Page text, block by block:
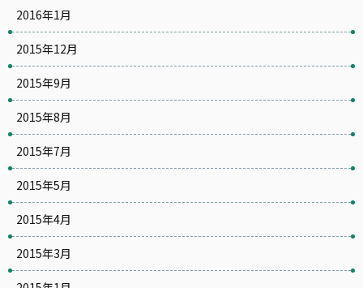
2016年1月
2015年12月
2015年9月
2015年8月
2015年7月
2015年5月
2015年4月
2015年3月